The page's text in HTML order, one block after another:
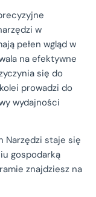
w
pełen wgląd w
na efektywne
się do
prowadzi do
wydajności
Narzędzi staje się
gospodarką
znajdziesz na